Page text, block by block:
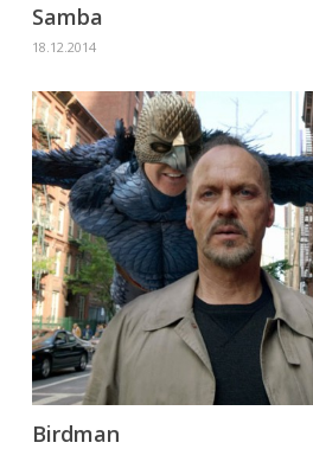
Samba
18.12.2014
Birdman